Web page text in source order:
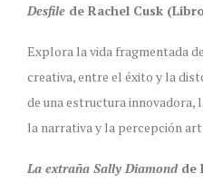
Desfile de Rachel Cusk
Explora la vida fragmentada
creativa, entre el éxito y la
de una estructura innovadora,
la narrativa y la percepción
La extraña Sally Diamond de